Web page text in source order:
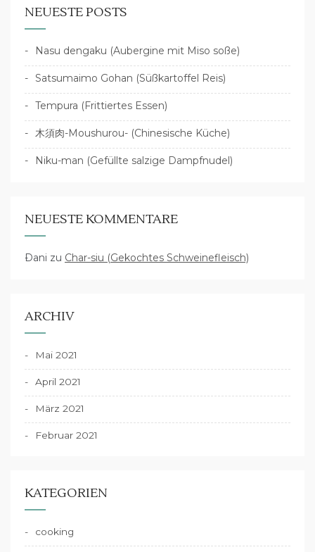
NEUESTE POSTS
Nasu dengaku (Aubergine mit Miso soße)
Satsumaimo Gohan (Süßkartoffel Reis)
Tempura (Frittiertes Essen)
木須肉-Moushurou- (Chinesische Küche)
Niku-man (Gefüllte salzige Dampfnudel)
NEUESTE KOMMENTARE
Dani zu Char-siu (Gekochtes Schweinefleisch)
ARCHIV
Mai 2021
April 2021
März 2021
Februar 2021
KATEGORIEN
cooking